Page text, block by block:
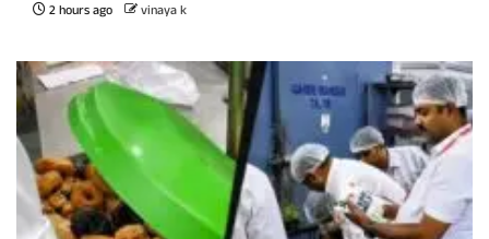
2 hours ago vinaya k